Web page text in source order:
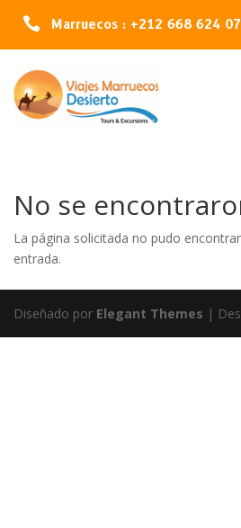
 Marruecos : +212 668 624
No se
La página solicitada no pudo
entrada.
Diseñado por Elegant Themes |